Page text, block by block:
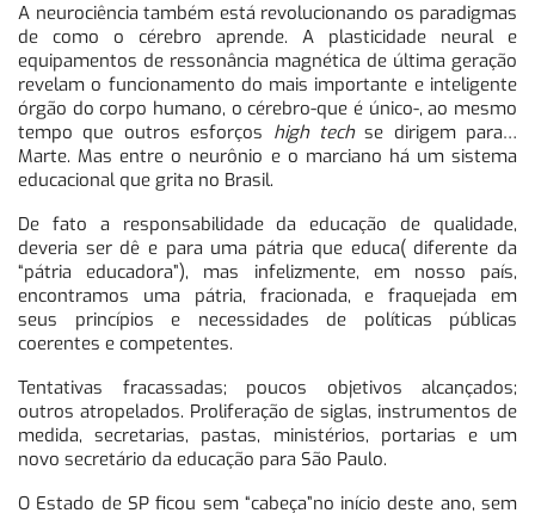
A neurociência também está revolucionando os paradigmas
de como o cérebro aprende. A plasticidade neural e
equipamentos de ressonância magnética de última geração
revelam o funcionamento do mais importante e inteligente
órgão do corpo humano, o cérebro-que é único-, ao mesmo
tempo que outros esforços high techse dirigem para…
Marte. Mas entre o neurônio e o marciano há um sistema
educacional que grita no Brasil.
De fato a responsabilidade da educação de qualidade,
deveria ser dê e para uma pátria que educa( diferente da
“pátria educadora”), mas infelizmente, em nosso país,
encontramos uma pátria, fracionada, e fraquejada em
seus princípios e necessidades de políticas públicas
coerentes e competentes.
Tentativas fracassadas; poucos objetivos alcançados;
outros atropelados. Proliferação de siglas, instrumentos de
medida, secretarias, pastas, ministérios, portarias e um
novo secretário da educação para São Paulo.
O Estado de SP ficou sem “cabeça”no início deste ano, sem